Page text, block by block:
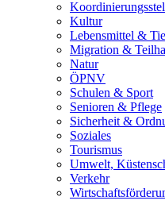
Kultur
Lebensmittel &
Migration &
Natur
ÖPNV
Schulen & Sport
Senioren & Pflege
Sicherheit &
Soziales
Tourismus
Umwelt,
Verkehr